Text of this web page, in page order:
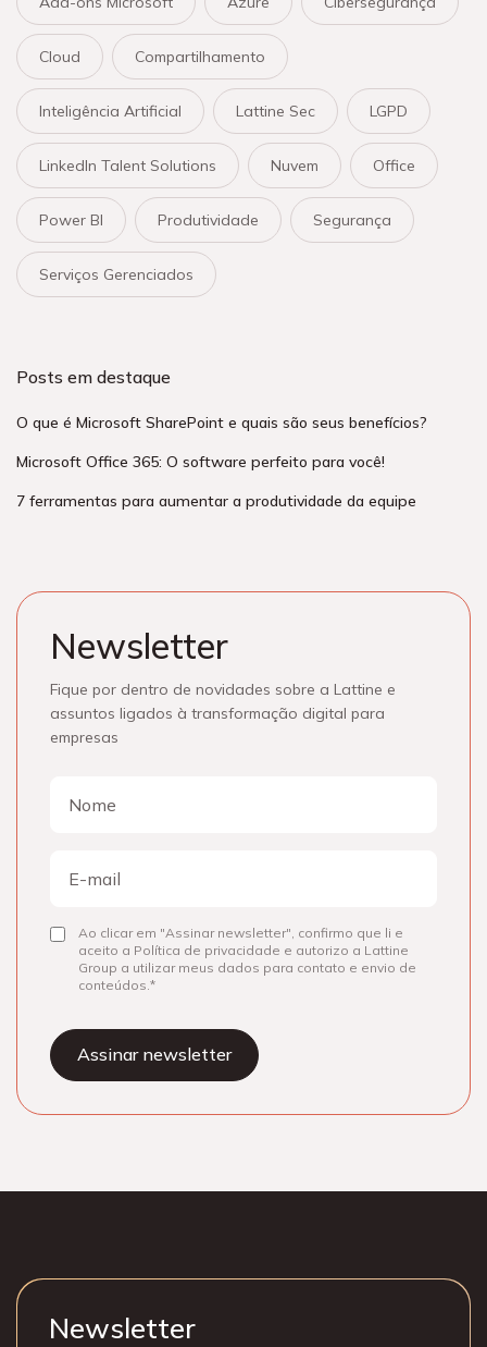
Cloud Compartilhamento
Inteligência Artificial Lattine Sec LGPD
LinkedIn Talent Solutions Nuvem Office
Power BI Produtividade Segurança
Serviços Gerenciados
Posts em destaque
O que é Microsoft SharePoint e quais são seus benefícios?
Microsoft Office 365: O software perfeito para você!
7 ferramentas para aumentar a produtividade da equipe
Newsletter
Fique por dentro de novidades sobre a Lattine e
assuntos ligados à transformação digital para
empresas
mail
ConsentirAo clicar em "Assinar newsletter", confirmo que li e
aceito a Política de privacidade e autorizo a Lattine
Group a utilizar meus dados para contato e envio de
conteúdos.
Newsletter